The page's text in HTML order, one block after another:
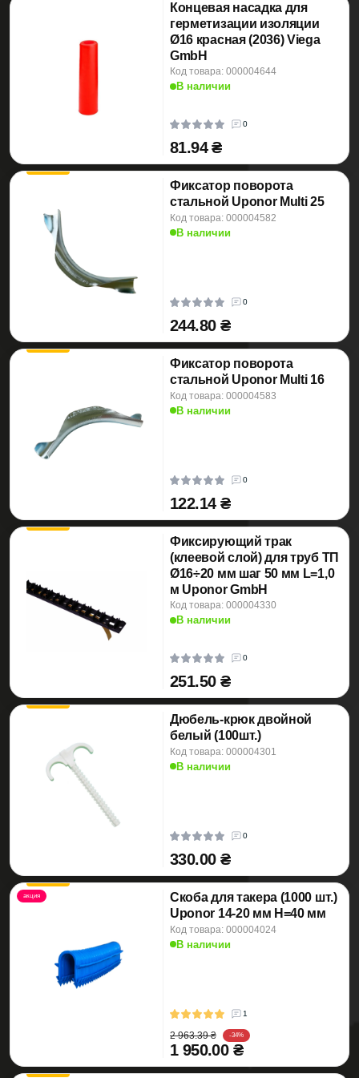
Концевая насадка для
герметизации изоляции
Ø16 красная (2036) Viega
GmbH
Код товара: 000004644
В наличии
0
81.94 ₴
Фиксатор поворота
стальной Uponor Multi 25
Код товара: 000004582
В наличии
0
244.80 ₴
Фиксатор поворота
стальной Uponor Multi 16
Код товара: 000004583
В наличии
0
122.14 ₴
Фиксирующий трак
(клеевой слой) для труб ТП
Ø16÷20 мм шаг 50 мм L=1,0
м Uponor GmbH
Код товара: 000004330
В наличии
0
251.50 ₴
Дюбель-крюк двойной
белый (100шт.)
Код товара: 000004301
В наличии
0
330.00 ₴
акция
Скоба для такера (1000 шт.)
Uponor 14-20 мм H=40 мм
Код товара: 000004024
В наличии
1
2 963.39 ₴ -34%
1 950.00 ₴